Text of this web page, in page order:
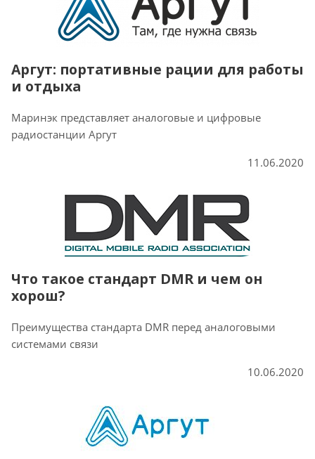
Аргут: портативные рации для работы
и отдыха
Маринэк представляет аналоговые и цифровые
радиостанции Аргут
11.06.2020
Что такое стандарт DMR и чем он
хорош?
Преимущества стандарта DMR перед аналоговыми
системами связи
10.06.2020